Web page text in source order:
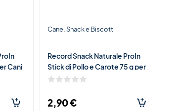
Cani
di
Cane Snack e Biscotti
Record Snack Naturale ProIn
Stick di Pollo e Carote 75 g per
Cani – Premio Morbido con
2,90€